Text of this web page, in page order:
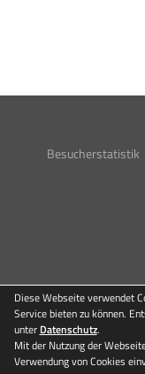
Besucherstatistik
Diese Webseite verwendet
Service bieten zu können.
unter Datenschutz.
Mit der Nutzung der
Verwendung von Cookies